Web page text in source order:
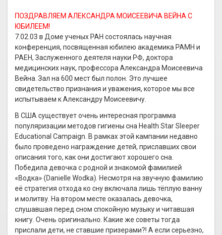
ПОЗДРАВЛЯЕМ АЛЕКСАНДРА МОИСЕЕВИЧА ВЕЙНА С
ЮБИЛЕЕМ!
7.02.03 в Доме ученых РАН состоялась научная
конференция, посвященная юбилею академика РАМН и
РАЕН, Заслуженного деятеля науки РФ, доктора
медицинских наук, профессора Александра Моисеевича
Вейна. Зал на 600 мест был полон. Это лучшее
свидетельство признания и уважения, которое мы все
испытываем к Александру Моисеевичу.
В США существует очень интересная программа
популяризации методов гигиены сна Health Star Sleeper
Educational Campaign. В рамках этой кампании недавно
было проведено награждение детей, приславших свои
описания того, как они достигают хорошего сна.
Победила девочка с родной и знакомой фамилией
«Водка» (Danielle Wodka). Несмотря на звучную фамилию
её стратегия отхода ко сну включала лишь тёплую ванну
и молитву. На втором месте оказалась девочка,
слушавшая перед сном спокойную музыку и читавшая
книгу. Очень оригинально. Какие же советы тогда
прислали дети, не ставшие призерами?! А если серьезно,